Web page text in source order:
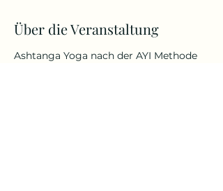
Über die Veranstaltung
Ashtanga Yoga nach der AYI Methode